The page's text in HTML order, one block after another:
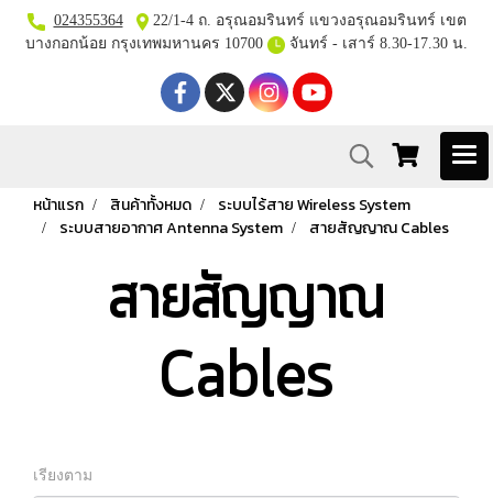
024355364
22/1-4 ถ. อรุณอมรินทร์ แขวงอรุณอมรินทร์ เขต
บางกอกน้อย กรุงเทพมหานคร 10700
จันทร์ - เสาร์ 8.30-17.30 น.
หน้าแรก สินค้าทั้งหมด
ระบบไร้สาย Wireless System
ระบบสายอากาศ Antenna System
สายสัญญาณ Cables
สายสัญญาณ
Cables
เรียงตาม